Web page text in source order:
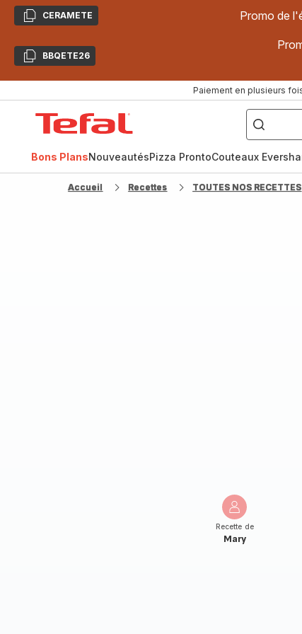
CopierCERAMETE Promo de
CopierBBQETE26
Paiement en plusieurs
["Poêles
inox,
Cake
Factory,
Bons PlansNouveautésPizza ProntoCouteaux
Accueil Recettes TOUTES NOS RECETTES
Recette de
Mary